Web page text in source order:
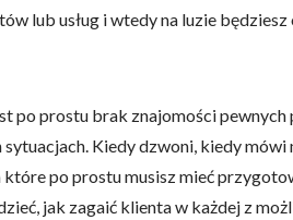
lub usług i wtedy na luzie
po prostu brak znajomości pewnych
Kiedy dzwoni, kiedy mówi
które po prostu musisz mieć
jak zagaić klienta w każdej z
poszczególnych ciasteczek.